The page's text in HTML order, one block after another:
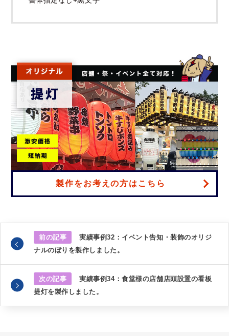
製作をお考えの方はこちら
前の記事
実績事例32：イベント告知・装飾のオリジ
ナルのぼりを製作しました。
次の記事
実績事例34：食堂様の店舗店頭設置の看板
提灯を製作しました。